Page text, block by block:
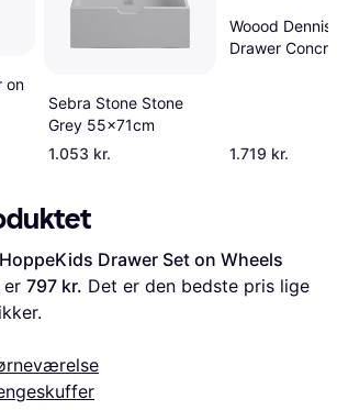
on
Sebra Stone Stone
Grey 55x71cm
1.053 kr.
Woood Dennis
Drawer
1.719 kr.
HoppeKids Drawer Set on Wheels
er 797 kr. Det er den bedste pris lige